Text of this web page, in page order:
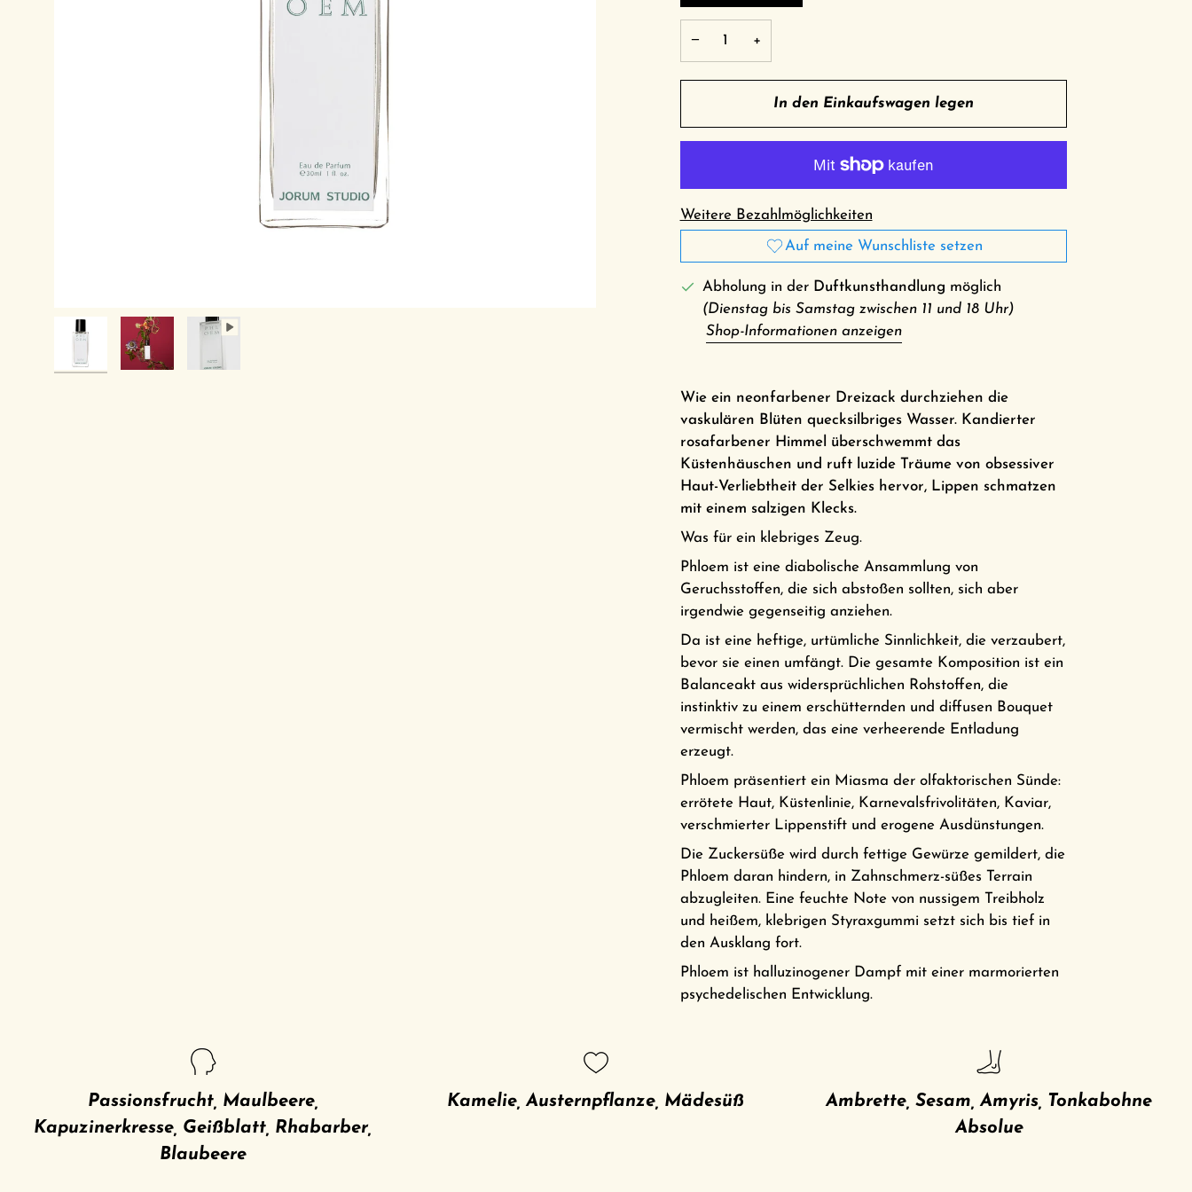
− +
In den Einkaufswagen legen
Weitere Bezahlmöglichkeiten
Auf meine Wunschliste setzen
Abholung in der Duftkunsthandlung möglich
(Dienstag bis Samstag zwischen 11 und 18 Uhr)
Shop-Informationen anzeigen
Wie ein neonfarbener Dreizack durchziehen die
vaskulären Blüten quecksilbriges Wasser. Kandierter
rosafarbener Himmel überschwemmt das
Küstenhäuschen und ruft luzide Träume von obsessiver
Haut-Verliebtheit der Selkies hervor, Lippen schmatzen
mit einem salzigen Klecks.
Was für ein klebriges Zeug.
Phloem ist eine diabolische Ansammlung von
Geruchsstoffen, die sich abstoßen sollten, sich aber
irgendwie gegenseitig anziehen.
Da ist eine heftige, urtümliche Sinnlichkeit, die verzaubert,
bevor sie einen umfängt. Die gesamte Komposition ist ein
Balanceakt aus widersprüchlichen Rohstoffen, die
instinktiv zu einem erschütternden und diffusen Bouquet
vermischt werden, das eine verheerende Entladung
erzeugt.
Phloem präsentiert ein Miasma der olfaktorischen Sünde:
errötete Haut, Küstenlinie, Karnevalsfrivolitäten, Kaviar,
verschmierter Lippenstift und erogene Ausdünstungen.
Die Zuckersüße wird durch fettige Gewürze gemildert, die
Phloem daran hindern, in Zahnschmerz-süßes Terrain
abzugleiten. Eine feuchte Note von nussigem Treibholz
und heißem, klebrigen Styraxgummi setzt sich bis tief in
den Ausklang fort.
Phloem ist halluzinogener Dampf mit einer marmorierten
psychedelischen Entwicklung.
Passionsfrucht, Maulbeere,
Kapuzinerkresse, Geißblatt, Rhabarber,
Blaubeere
Kamelie, Austernpflanze, Mädesüß
Ambrette, Sesam, Amyris, Tonkabohne
Absolue